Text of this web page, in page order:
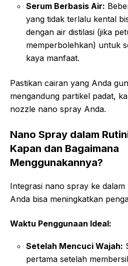
Serum Berbasis Air:
yang tidak terlalu kental
dengan air distilasi (jika
memperbolehkan) untuk
kaya manfaat.
Pastikan cairan yang Anda
mengandung partikel padat,
nozzle nano spray Anda.
Nano Spray dalam
Kapan dan Bagaimana
Menggunakannya?
Integrasi nano spray ke
Anda bisa meningkatkan
Waktu Penggunaan Ideal:
Setelah Mencuci Wajah:
pertama setelah